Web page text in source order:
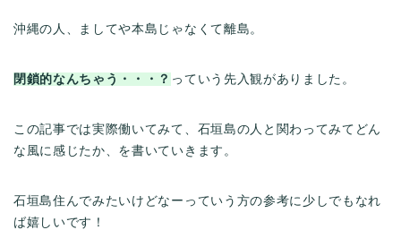
沖縄の人、ましてや本島じゃなくて離島。
閉鎖的なんちゃう・・・？ っていう先入観がありました。
この記事では実際働いてみて、石垣島の人と関わってみてどん
な風に感じたか、を書いていきます。
石垣島住んでみたいけどなーっていう方の参考に少しでもなれ
ば嬉しいです！